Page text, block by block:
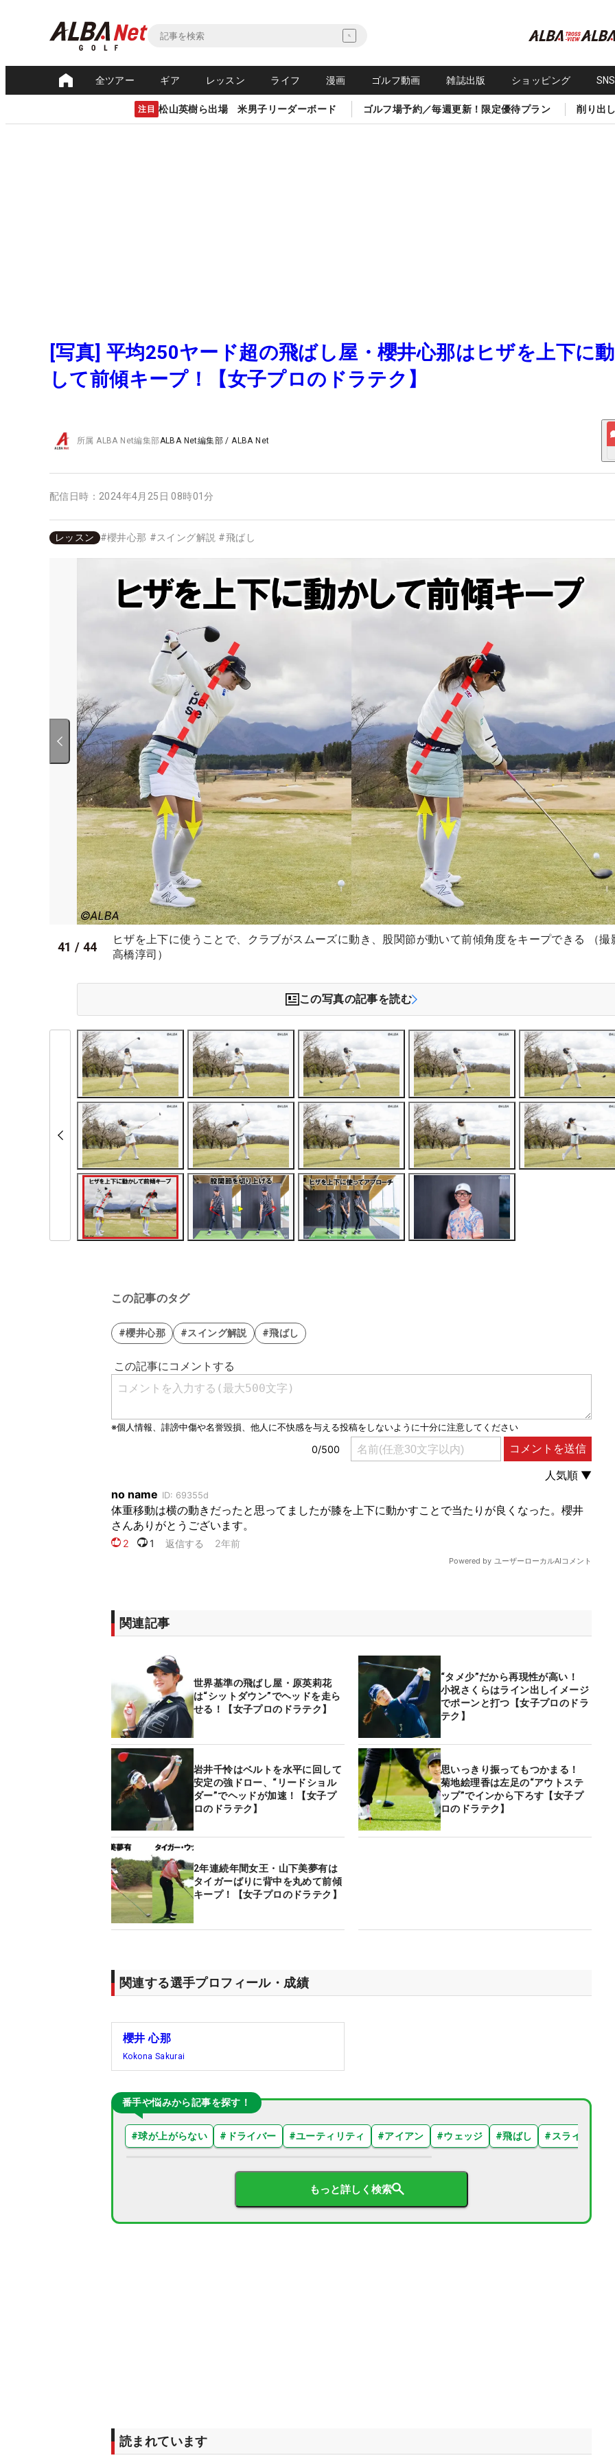
全ツアー ギア レッスン ライフ 漫画 ゴルフ動画 雑誌出版 ショッピング
注目 松山英樹ら出場 米男子リーダーボード ゴルフ場予約／毎週更新！限定優待プラン 削り出
[写真] 平均250ヤード超の飛ばし屋・櫻井心那はヒザを上下に
して前傾キープ！【女子プロのドラテク】
所属ALBA Net編集部ALBA Net編集部 /ALBA Net
配信日時： 2024年4月25日 08時01分
レッスン #櫻井心那 #スイング解説 #飛ばし
41 /44
ヒザを上下に使うことで、クラブがスムーズに動き、股関節が動いて前傾角度をキープできる （撮
高橋淳司）
この写真の記事を読む
この記事のタグ
#櫻井心那 #スイング解説 #飛ばし
関連記事
世界基準の飛ばし屋・原英莉花
は“シットダウン”でヘッドを走ら
せる！【女子プロのドラテク】
“タメ少”だから再現性が高い！
小祝さくらはライン出しイメージ
でポーンと打つ【女子プロのドラ
テク】
岩井千怜はベルトを水平に回して
安定の強ドロー、“リードショル
ダー”でヘッドが加速！【女子プ
ロのドラテク】
思いっきり振ってもつかまる！
菊地絵理香は左足の“アウトステ
ップ”でインから下ろす【女子プ
ロのドラテク】
2年連続年間女王・山下美夢有は
タイガーばりに背中を丸めて前傾
キープ！【女子プロのドラテク】
関連する選手プロフィール・成績
櫻井 心那
Kokona Sakurai
番手や悩みから記事を探す！
#球が上がらない # ドライバー #ユーティリティ #アイアン #ウェッジ #飛ばし # スライス
もっと詳しく検索
読まれています